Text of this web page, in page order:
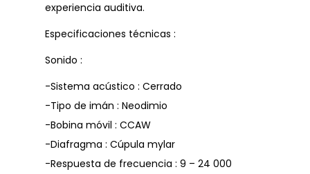
experiencia auditiva.
Especificaciones técnicas :
Sonido :
-Sistema acústico : Cerrado
-Tipo de imán : Neodimio
-Bobina móvil : CCAW
-Diafragma : Cúpula mylar
-Respuesta de frecuencia : 9 – 24 000